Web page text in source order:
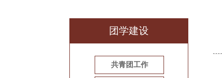
团学建设
共青团工作